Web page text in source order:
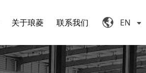
关于琅菱 联系我们 EN